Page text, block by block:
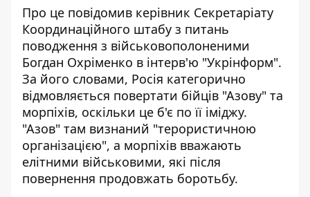
Про це повідомив керівник Секретаріату
Координаційного штабу з питань
поводження з військовополоненими
Богдан Охріменко в інтерв'ю "Укрінформ".
За його словами, Росія категорично
відмовляється повертати бійців "Азову" та
морпіхів, оскільки це б'є по її іміджу.
"Азов" там визнаний "терористичною
організацією", а морпіхів вважають
елітними військовими, які після
повернення продовжать боротьбу.